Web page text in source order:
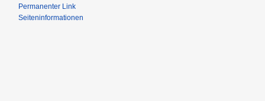
Permanenter Link
Seiten­informationen